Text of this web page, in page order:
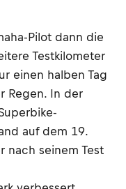
Pilot dann die
Testkilometer
einen halben Tag
Regen. In der
auf dem 19.
nach seinem Test